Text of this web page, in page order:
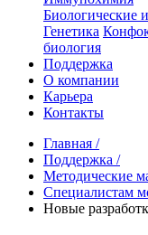
Биологические
Генетика
биология
Поддержка
О компании
Карьера
Контакты
Главная /
Поддержка /
Методические
Специалистам
Новые